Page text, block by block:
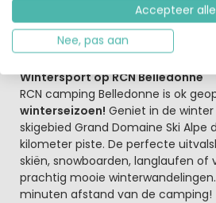
De omgeving van Oisans is een
wandelaars, er zijn veel
valleien in deze regio ontdekken.
Wintersport op RCN Belledonne
RCN camping Belledonne is ok
winterseizoen! Geniet in de
skigebied Grand Domaine Ski Alpe
kilometer piste. De perfecte
skiën, snowboarden, langlaufen of
prachtig mooie
minuten afstand van de camping!
Accepteer
Nee, pas aan